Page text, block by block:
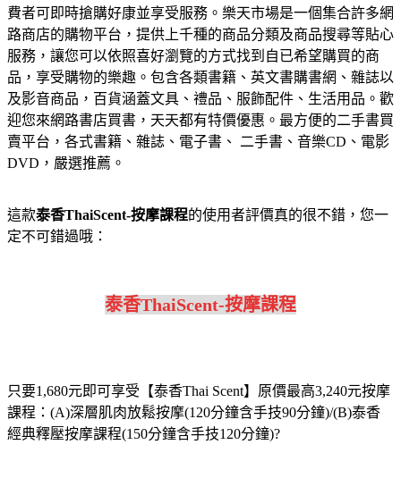
費者可即時搶購好康並享受服務。 樂天市場是一個集合許多網
路商店的購物平台，提供上千種的商品分類及商品搜尋等貼心
服務，讓您可以依照喜好瀏覽的方式找到自已希望購買的商
品，享受購物的樂趣。 包含各類書籍、英文書購書網、雜誌以
及影音商品，百貨涵蓋文具、禮品、服飾配件、生活用品。歡
迎您來網路書店買書，天天都有特價優惠。 最方便的二手書買
賣平台，各式書籍、雜誌、電子書、 二手書、音樂CD、電影
DVD，嚴選推薦。
這款泰香ThaiScent-按摩課程的使用者評價真的很不錯，您一
定不可錯過哦：
泰香ThaiScent-按摩課程
只要1,680元即可享受【泰香Thai Scent】原價最高3,240元按摩
課程：(A)深層肌肉放鬆按摩(120分鐘含手技90分鐘)/(B)泰香
經典釋壓按摩課程(150分鐘含手技120分鐘)?